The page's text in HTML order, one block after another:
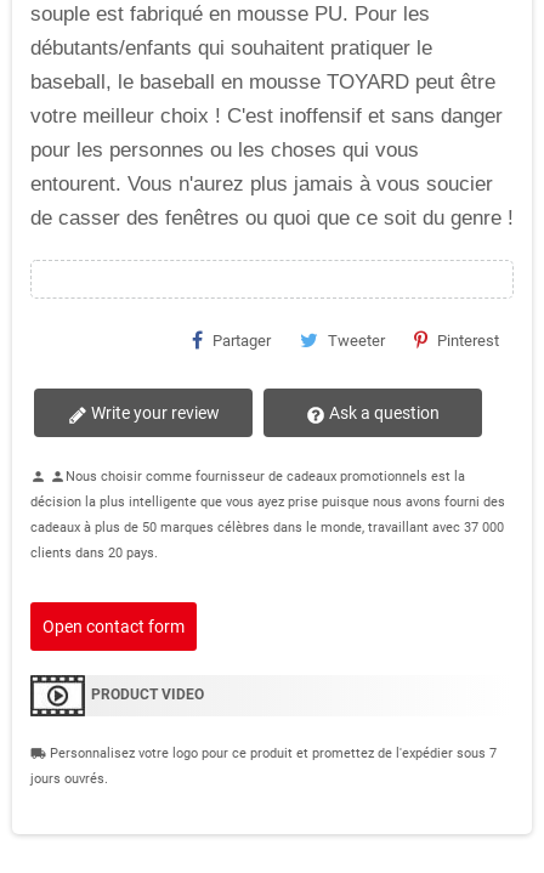
souple est fabriqué en mousse PU. Pour les
débutants/enfants qui souhaitent pratiquer le
baseball, le baseball en mousse TOYARD peut être
votre meilleur choix ! C'est inoffensif et sans danger
pour les personnes ou les choses qui vous
entourent. Vous n'aurez plus jamais à vous soucier
de casser des fenêtres ou quoi que ce soit du genre !
Partager Tweeter Pinterest
Write your review Ask a question
person personNous choisir comme fournisseur de cadeaux promotionnels est la
décision la plus intelligente que vous ayez prise puisque nous avons fourni des
cadeaux à plus de 50 marques célèbres dans le monde, travaillant avec 37 000
clients dans 20 pays.
Open contact form
PRODUCT VIDEO
local_shipping Personnalisez votre logo pour ce produit et promettez de l'expédier sous 7
jours ouvrés.